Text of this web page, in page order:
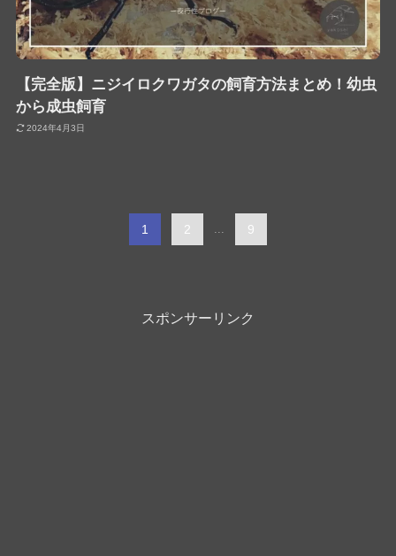
【完全版】ニジイロクワガタの飼育方法まとめ！幼虫
から成虫飼育
2024年4月3日
1 2 9
スポンサーリンク